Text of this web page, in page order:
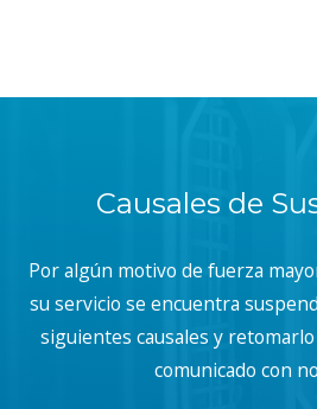
Causales de
Por algún motivo de fuerza
su servicio se encuentra
siguientes causales y
comunicado con